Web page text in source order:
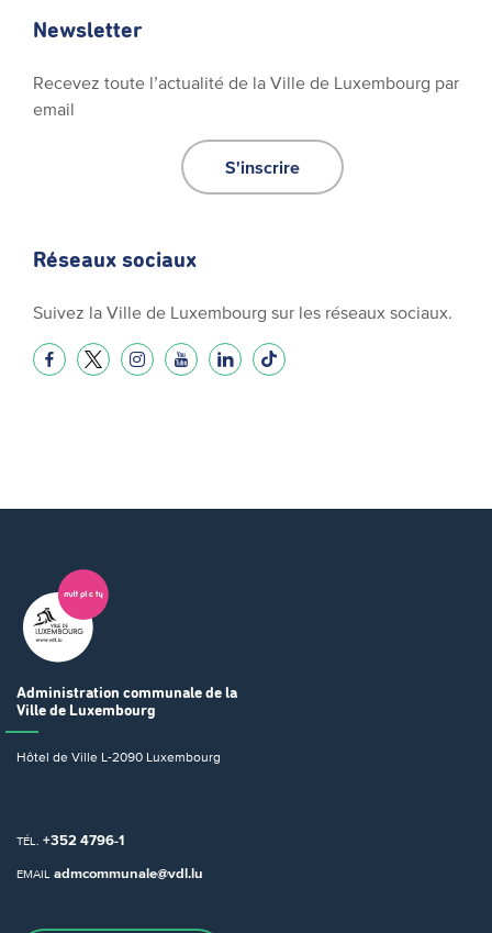
Newsletter
Recevez toute l’actualité de la Ville de Luxembourg par
email
S'inscrire
Réseaux sociaux
Suivez la Ville de Luxembourg sur les réseaux sociaux.
Administration communale de la
Ville de Luxembourg
Hôtel de Ville L-2090 Luxembourg
TÉL. +352 4796-1
EMAIL admcommunale@vdl.lu